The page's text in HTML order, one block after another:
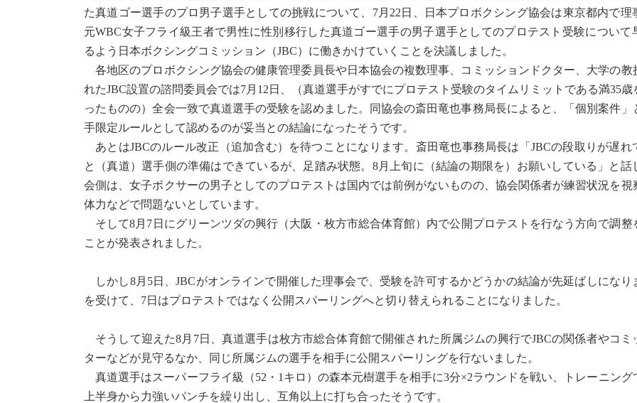
た真道ゴー選手のプロ男子選手としての挑戦について、7月22日、日本プロボクシング協会は東京都内で理
元WBC女子フライ級王者で男性に性別移行した真道ゴー選手の男子選手としてのプロテスト受験について
るよう日本ボクシングコミッション（JBC）に働きかけていくことを決議しました。
各地区のプロボクシング協会の健康管理委員長や日本協会の複数理事、コミッションドクター、大学の教
れたJBC設置の諮問委員会では7月12日、（真道選手がすでにプロテスト受験のタイムリミットである満35歳
ったものの）全会一致で真道選手の受験を認めました。同協会の斎田竜也事務局長によると、「個別案件」
手限定ルールとして認めるのが妥当との結論になったそうです。
あとはJBCのルール改正（追加含む）を待つことになります。斎田竜也事務局長は「JBCの段取りが遅れ
と（真道）選手側の準備はできているが、足踏み状態。8月上旬に（結論の期限を）お願いしている」と話
会側は、女子ボクサーの男子としてのプロテストは国内では前例がないものの、協会関係者が練習状況を視
体力などで問題ないとしています。
そして8月7日にグリーンツダの興行（大阪・枚方市総合体育館）内で公開プロテストを行なう方向で調整
ことが発表されました。
しかし8月5日、JBCがオンラインで開催した理事会で、受験を許可するかどうかの結論が先延ばしになり
を受けて、7日はプロテストではなく公開スパーリングへと切り替えられることになりました。
そうして迎えた8月7日、真道選手は枚方市総合体育館で開催された所属ジムの興行でJBCの関係者やコミ
ターなどが見守るなか、同じ所属ジムの選手を相手に公開スパーリングを行ないました。
真道選手はスーパーフライ級（52・1キロ）の森本元樹選手を相手に3分×2ラウンドを戦い、トレーニング
上半身から力強いパンチを繰り出し、互角以上に打ち合ったそうです。